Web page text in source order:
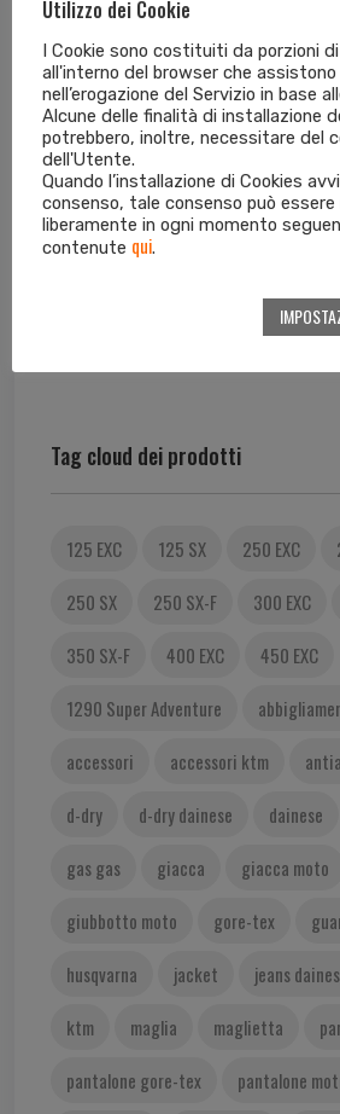
PROTEZIONE FORCELLONE
KTM 1390 SUPER DUKE
Kit barre protezione nere
Duke MY24
Sella Ergo Guidatore
Tag cloud dei prodotti
125 EXC 125 SX 250 EXC
250 SX
250 SX-F 300 EXC
350 SX-F
400 EXC
450 EXC
1290 Super Adventure
accessori
accessori ktm
d-dry
d-dry dainese dainese
gas gas
giacca giacca moto
giubbotto moto
gore-tex
husqvarna
jacket jeans
ktm
maglia maglietta
pantalone gore-tex
pantalone
Utilizzo dei Cookie
I Cookie sono costituiti da porzioni
all'interno del browser che
nell’erogazione del Servizio in base
Alcune delle finalità di installazione
potrebbero, inoltre, necessitare del
dell'Utente.
Quando l’installazione di Cookies
consenso, tale consenso può
liberamente in ogni momento
contenute qui.